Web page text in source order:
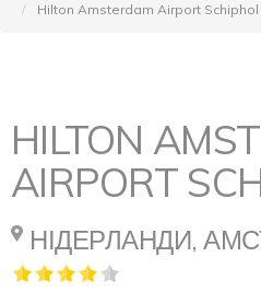
Hilton Amsterdam Airport Schiphol
HILTON
AIRPORT
НІДЕРЛАНДИ,